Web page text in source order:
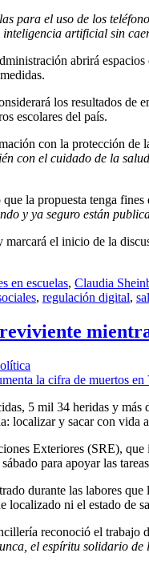
para el uso de los
artificial sin
abrirá
los resultados
escolares del país.
con la protección de
con el cuidado de la
la propuesta tenga
y ya seguro están
el inicio de la
en escuelas, Claudia
, regulación digital,
5 mil 34 heridas y
localizar y sacar con
Exteriores (SRE),
para apoyar las
durante las labores
localizado ni el estado de
reconoció el trabajo
el espíritu solidario